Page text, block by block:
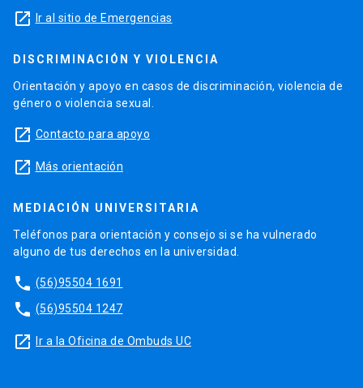
launch Ir al sitio de Emergencias
DISCRIMINACIÓN Y VIOLENCIA
Orientación y apoyo en casos de discriminación, violencia de
género o violencia sexual.
launch Contacto para apoyo
launch Más orientación
MEDIACIÓN UNIVERSITARIA
Teléfonos para orientación y consejo si se ha vulnerado
alguno de tus derechos en la universidad.
phone (56)95504 1691
phone (56)95504 1247
launch Ir a la Oficina de Ombuds UC